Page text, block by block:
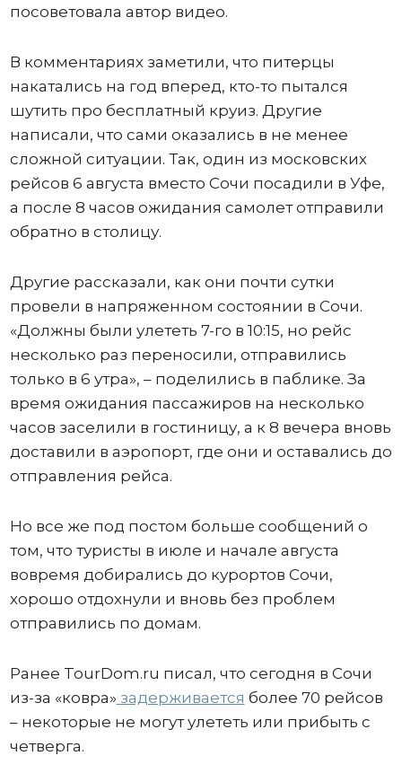
посоветовала автор видео.
В комментариях заметили, что питерцы
накатались на год вперед, кто-то пытался
шутить про бесплатный круиз. Другие
написали, что сами оказались в не менее
сложной ситуации. Так, один из московских
рейсов 6 августа вместо Сочи посадили в Уфе,
а после 8 часов ожидания самолет отправили
обратно в столицу.
Другие рассказали, как они почти сутки
провели в напряженном состоянии в Сочи.
«Должны были улететь 7-го в 10:15, но рейс
несколько раз переносили, отправились
только в 6 утра», – поделились в паблике. За
время ожидания пассажиров на несколько
часов заселили в гостиницу, а к 8 вечера вновь
доставили в аэропорт, где они и оставались до
отправления рейса.
Но все же под постом больше сообщений о
том, что туристы в июле и начале августа
вовремя добирались до курортов Сочи,
хорошо отдохнули и вновь без проблем
отправились по домам.
Ранее TourDom.ru писал, что сегодня в Сочи
из-за «ковра» задерживается более 70 рейсов
– некоторые не могут улететь или прибыть с
четверга.